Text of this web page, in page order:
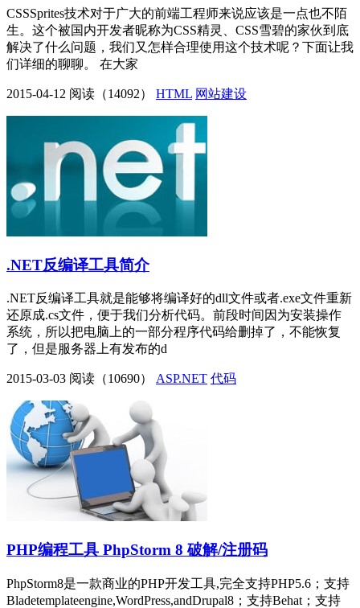
CSSSprites技术对于广大的前端工程师来说应该是一点也不陌
生。这个被国内开发者昵称为CSS精灵、CSS雪碧的家伙到底
解决了什么问题，我们又怎样合理使用这个技术呢？下面让我
们详细的聊聊。 在大家
2015-04-12 阅读（14092） HTML 网站建设
.NET反编译工具简介
.NET反编译工具就是能够将编译好的dll文件或者.exe文件重新
还原成.cs文件，便于我们分析代码。前段时间因为安装操作
系统，所以把电脑上的一部分程序代码给删掉了，不能恢复
了，但是服务器上有发布的d
2015-03-03 阅读（10690） ASP.NET 代码
PHP编程工具 PhpStorm 8 破解/注册码
PhpStorm8是一款商业的PHP开发工具,完全支持PHP5.6；支持
Bladetemplateengine,WordPress,andDrupal8；支持Behat；支持